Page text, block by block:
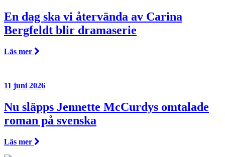
En dag ska vi återvända av Carina
Bergfeldt blir dramaserie
Läs mer
11 juni 2026
Nu släpps Jennette McCurdys omtalade
roman på svenska
Läs mer